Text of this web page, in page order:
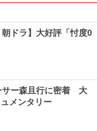
朝ドラ】大好評「忖度0
サー森且行に密着 大
メンタリー